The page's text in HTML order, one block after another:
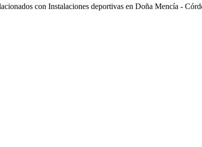
con Instalaciones deportivas en Doña Mencía -